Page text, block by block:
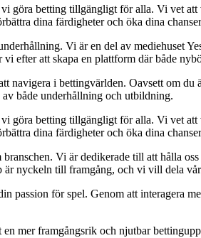
göra betting tillgängligt för alla. Vi vet
dina färdigheter och öka dina
Vi är en del av mediehuset
efter att skapa en plattform där både
i bettingvärlden. Oavsett om
både underhållning och utbildning.
göra betting tillgängligt för alla. Vi vet
dina färdigheter och öka dina
Vi är dedikerade till att hålla
är nyckeln till framgång, och vi vill dela
passion för spel. Genom att interagera
mer framgångsrik och njutbar